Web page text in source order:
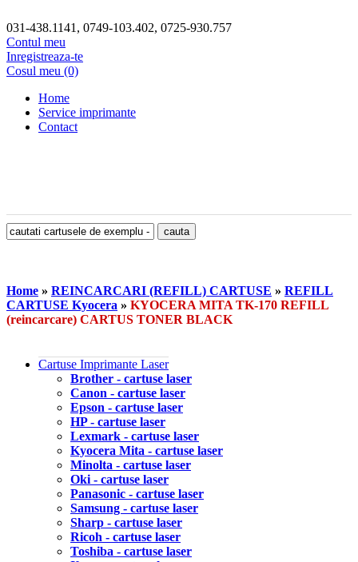
031-438.1141, 0749-103.402, 0725-930.757
Contul meu
Inregistreaza-te
Cosul meu (0)
Home
Service imprimante
Contact
Home » REINCARCARI (REFILL) CARTUSE » REFILL
CARTUSE Kyocera » KYOCERA MITA TK-170 REFILL
(reincarcare) CARTUS TONER BLACK
Cartuse Imprimante Laser
Brother - cartuse laser
Canon - cartuse laser
Epson - cartuse laser
HP - cartuse laser
Lexmark - cartuse laser
Kyocera Mita - cartuse laser
Minolta - cartuse laser
Oki - cartuse laser
Panasonic - cartuse laser
Samsung - cartuse laser
Sharp - cartuse laser
Ricoh - cartuse laser
Toshiba - cartuse laser